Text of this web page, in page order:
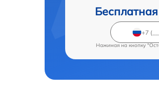
Нажимая на кнопку